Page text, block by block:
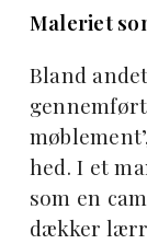
Maleriet
Bland
hed. I et
som en
dækker